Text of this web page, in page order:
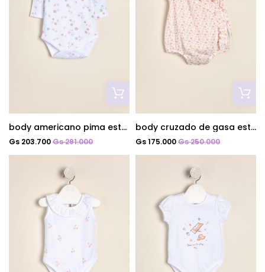
body americano pima estampado fiorella
Gs 203.700Gs 291.000
body cruzado de gasa estampado corine
Gs 175.000Gs 250.000